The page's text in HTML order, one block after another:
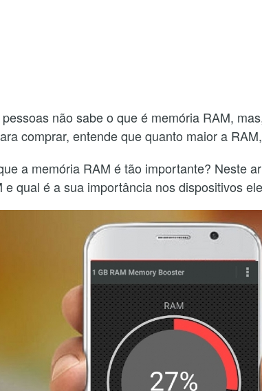
não sabe o que é memória RAM,
comprar, entende que quanto maior a
a memória RAM é tão importante? Neste
e qual é a sua importância nos dispositivos